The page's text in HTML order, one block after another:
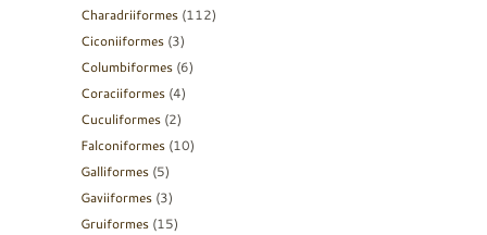
Charadriiformes (112)
Ciconiiformes (3)
Columbiformes (6)
Coraciiformes (4)
Cuculiformes (2)
Falconiformes (10)
Galliformes (5)
Gaviiformes (3)
Gruiformes (15)